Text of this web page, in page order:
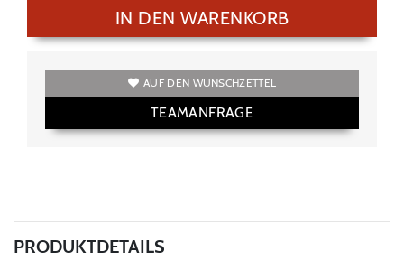
IN DEN WARENKORB
AUF DEN WUNSCHZETTEL
TEAMANFRAGE
PRODUKTDETAILS